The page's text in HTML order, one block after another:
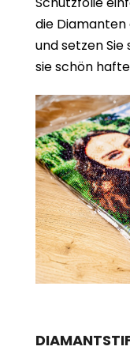
die
und setzen Sie
sie schön